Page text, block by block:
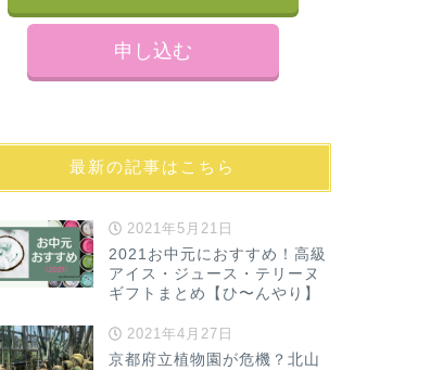
申し込む
最新の記事はこちら
2021年5月21日
2021お中元におすすめ！高級
アイス・ジュース・テリーヌ
ギフトまとめ【ひ〜んやり】
2021年4月27日
京都府立植物園が危機？北山